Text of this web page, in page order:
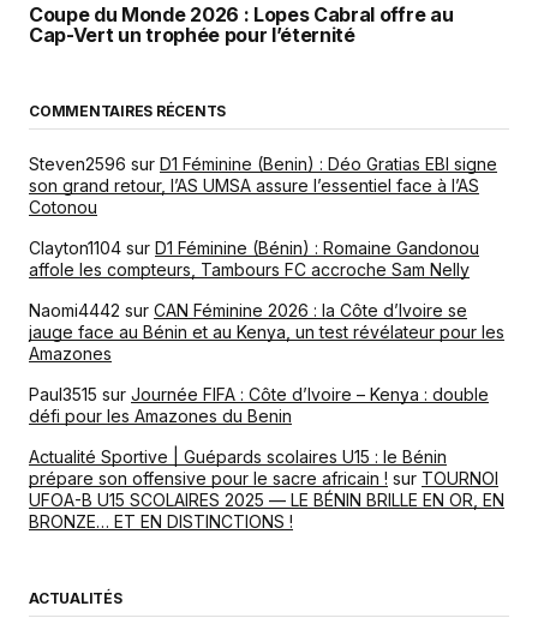
Coupe du Monde 2026 : Lopes Cabral offre au
Cap-Vert un trophée pour l’éternité
COMMENTAIRES RÉCENTS
Steven2596 sur D1 Féminine (Benin) : Déo Gratias EBI signe
son grand retour, l’AS UMSA assure l’essentiel face à l’AS
Cotonou
Clayton1104 sur D1 Féminine (Bénin) : Romaine Gandonou
affole les compteurs, Tambours FC accroche Sam Nelly
Naomi4442 sur CAN Féminine 2026 : la Côte d’Ivoire se
jauge face au Bénin et au Kenya, un test révélateur pour les
Amazones
Paul3515 sur Journée FIFA : Côte d’Ivoire – Kenya : double
défi pour les Amazones du Benin
Actualité Sportive | Guépards scolaires U15 : le Bénin
prépare son offensive pour le sacre africain ! sur TOURNOI
UFOA-B U15 SCOLAIRES 2025 — LE BÉNIN BRILLE EN OR, EN
BRONZE… ET EN DISTINCTIONS !
ACTUALITÉS